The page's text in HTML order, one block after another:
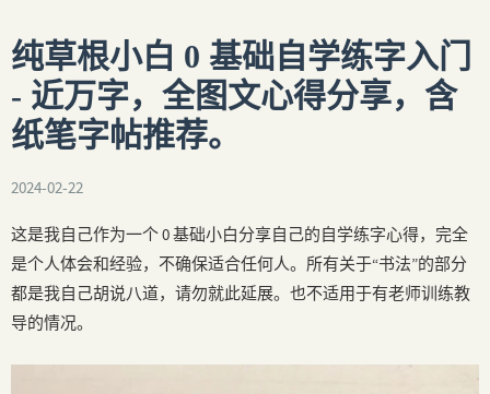
纯草根小白 0 基础自学练字入门
- 近万字，全图文心得分享，含
纸笔字帖推荐。
2024-02-22
这是我自己作为一个 0 基础小白分享自己的自学练字心得，完全
是个人体会和经验，不确保适合任何人。所有关于“书法”的部分
都是我自己胡说八道，请勿就此延展。也不适用于有老师训练教
导的情况。